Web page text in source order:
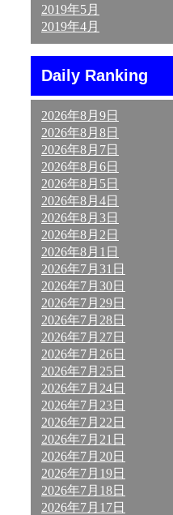
2019年5月
2019年4月
Daily Ranking
2026年8月9日
2026年8月8日
2026年8月7日
2026年8月6日
2026年8月5日
2026年8月4日
2026年8月3日
2026年8月2日
2026年8月1日
2026年7月31日
2026年7月30日
2026年7月29日
2026年7月28日
2026年7月27日
2026年7月26日
2026年7月25日
2026年7月24日
2026年7月23日
2026年7月22日
2026年7月21日
2026年7月20日
2026年7月19日
2026年7月18日
2026年7月17日